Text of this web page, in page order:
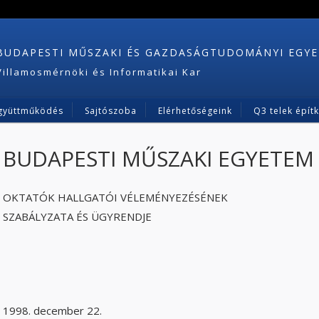
MŰSZAKI ÉS GAZDASÁGTUDOMÁNYI
és Informatikai Kar
Sajtószoba Elérhetőségeink Q3 telek
BUDAPESTI MŰSZAKI EGYETEM
OKTATÓK HALLGATÓI VÉLEMÉNYEZÉSÉNEK
SZABÁLYZATA ÉS ÜGYRENDJE
1998. december 22.